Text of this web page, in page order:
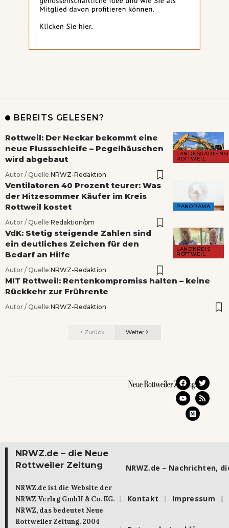
BEREITS GELESEN?
ROTTWEIL
Rottweil: Der Neckar bekommt eine
neue Flussschleife – Pegelhäuschen
wird abgebaut
Autor / Quelle:NRWZ-Redaktion
PANORAMA
Ventilatoren 40 Prozent teurer: Was
der Hitzesommer Käufer im Kreis
Rottweil kostet
Autor / Quelle:Redaktion/pm
LANDKREIS
ROTTWEIL
VdK: Stetig steigende Zahlen sind
ein deutliches Zeichen für den
Bedarf an Hilfe
Autor / Quelle:NRWZ-Redaktion
MIT Rottweil: Rentenkompromiss halten – keine
Rückkehr zur Frührente
Autor / Quelle:NRWZ-Redaktion
Zurück Weiter
NRWZ.de – die Neue
Rottweiler Zeitung
NRWZ.de ist die Website der
NRWZ Verlag GmbH & Co. KG.
NRWZ, das bedeutet Neue
Rottweiler Zeitung. 2004
NRWZ.de – Nachrichten,
Kontakt Impressum